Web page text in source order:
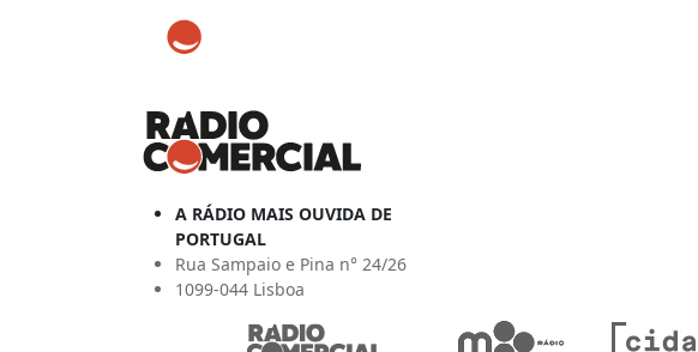
A RÁDIO MAIS OUVIDA DE
PORTUGAL
Rua Sampaio e Pina n° 24/26
1099-044 Lisboa